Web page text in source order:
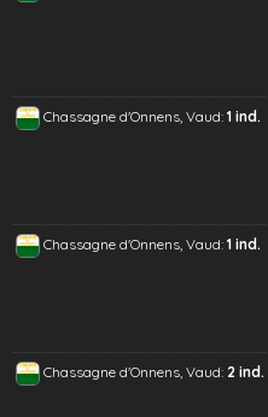
Chassagne d'Onnens, Vaud: 1 ind.
Chassagne d'Onnens, Vaud: 1 ind.
Chassagne d'Onnens, Vaud: 2 ind.